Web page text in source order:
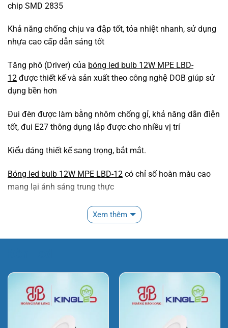
chip SMD 2835
Khả năng chống chịu va đập tốt, tỏa nhiệt nhanh, sử dụng
nhựa cao cấp dẫn sáng tốt
Tăng phô (Driver) của bóng led bulb 12W MPE LBD-
12 được thiết kế và sản xuất theo công nghệ DOB giúp sử
dụng bền hơn
Đui đèn được làm bằng nhôm chống gỉ, khả năng dẫn điện
tốt, đui E27 thông dụng lắp được cho nhiều vị trí
Kiểu dáng thiết kế sang trọng, bắt mắt.
Bóng led bulb 12W MPE LBD-12 có chỉ số hoàn màu cao
mang lại ánh sáng trung thực
Đảm bảo an toàn không chứa thủy ngân, chất độc hại
cao….
Nơi mua sản phẩm Bóng led bulb 12W MPE
Xem thêm